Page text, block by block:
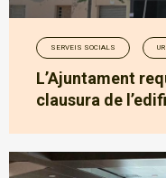
SERVEIS SOCIALS
L’Ajuntament
clausura de